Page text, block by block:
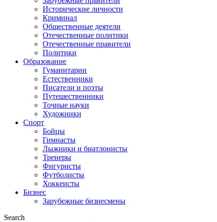
Исторические личности
Криминал
Общественные деятели
Отечественные политики
Отечественные правители
Политики
Образование
Гуманитарии
Естественники
Писатели и поэты
Путешественники
Точные науки
Художники
Спорт
Бойцы
Гимнасты
Лыжники и биатлонисты
Тренеры
Фигуристы
Футболисты
Хоккеисты
Бизнес
Зарубежные бизнесмены
Search